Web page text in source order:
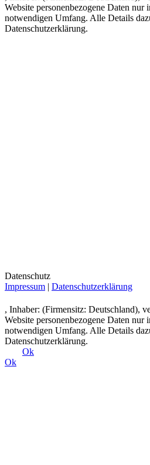
Website personenbezogene Daten nur
notwendigen Umfang. Alle Details
Datenschutzerklärung.
Datenschutz
Impressum | Datenschutzerklärung
, Inhaber: (Firmensitz: Deutschland),
Website personenbezogene Daten nur
notwendigen Umfang. Alle Details
Datenschutzerklärung.
Ok
Ok